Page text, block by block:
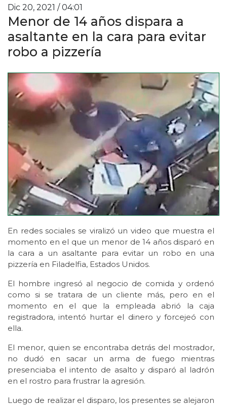
Dic 20, 2021 / 04:01
Menor de 14 años dispara a
asaltante en la cara para evitar
robo a pizzería
En redes sociales se viralizó un video que muestra el
momento en el que un menor de 14 años disparó en
la cara a un asaltante para evitar un robo en una
pizzería en Filadelfia, Estados Unidos.
El hombre ingresó al negocio de comida y ordenó
como si se tratara de un cliente más, pero en el
momento en el que la empleada abrió la caja
registradora, intentó hurtar el dinero y forcejeó con
ella.
El menor, quien se encontraba detrás del mostrador,
no dudó en sacar un arma de fuego mientras
presenciaba el intento de asalto y disparó al ladrón
en el rostro para frustrar la agresión.
Luego de realizar el disparo, los presentes se alejaron